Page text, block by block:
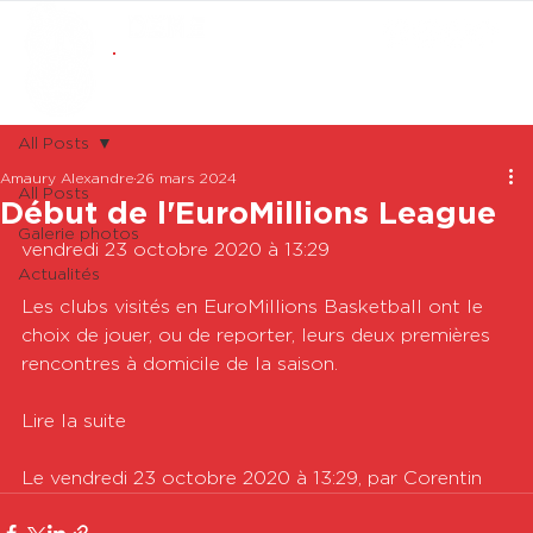
All Posts
Galerie photos
Actualités
All Posts
Début de l'EuroMillions League
Amaury Alexandre 26 mars 2024
vendredi 23 octobre 2020 à 13:29
Les clubs visités en EuroMillions Basketball ont le
choix de jouer, ou de reporter, leurs deux premières
rencontres à domicile de la saison.
Lire la suite
Le vendredi 23 octobre 2020 à 13:29, par Corentin